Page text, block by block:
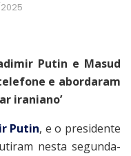
Putin e Masud
e abordaram
iraniano’
Putin, e o presidente
nesta segunda-